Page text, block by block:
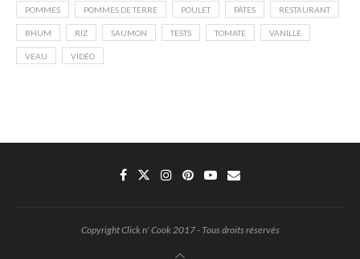
POMMES POMMES DE TERRE POULET PÂTES RESTAURANT
RHUM RIZ SAUMON TESTS TOMATE VANILLE
VEAU VIDÉO
Copyright Click n' Cook 2017 - Tous droits réservés